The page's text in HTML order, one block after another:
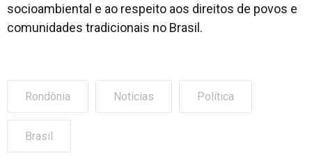
socioambiental e ao respeito aos direitos de povos e
comunidades tradicionais no Brasil.
Rondônia Notícias Política
Brasil